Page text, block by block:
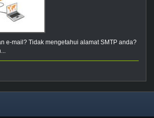
e-mail? Tidak mengetahui alamat SMTP anda?